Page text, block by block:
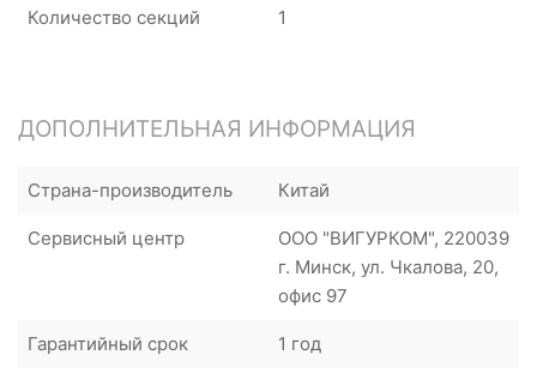
Количество секций 1
ДОПОЛНИТЕЛЬНАЯ ИНФОРМАЦИЯ
Страна-производитель Китай
Сервисный центр
ООО "ВИГУРКОМ", 220039
г. Минск, ул. Чкалова, 20,
офис 97
Гарантийный срок 1 год